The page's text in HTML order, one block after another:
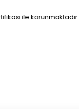
ile korunmaktadır.